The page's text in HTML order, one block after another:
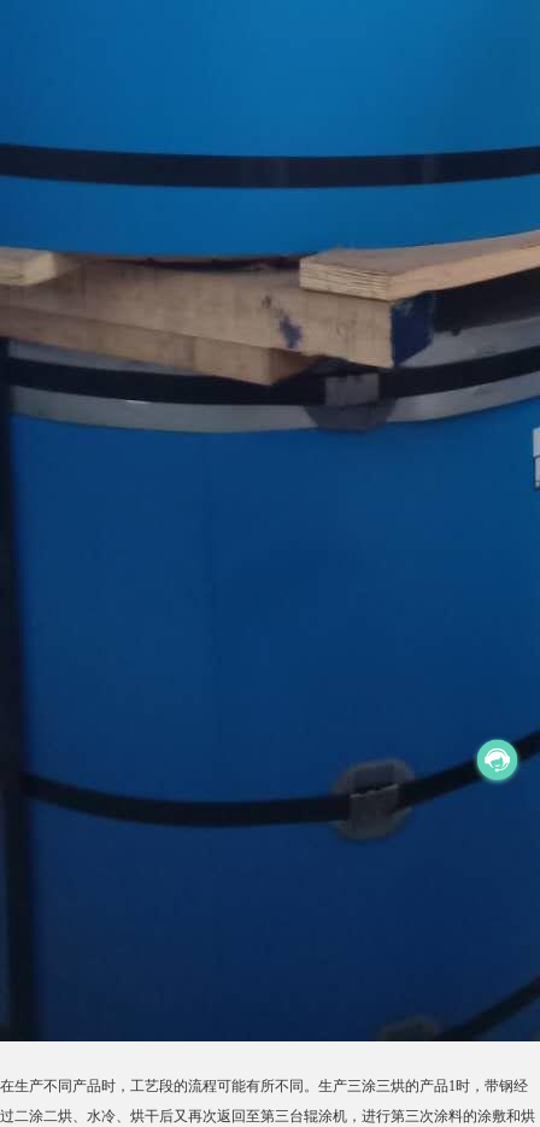
在生产不同产品时，工艺段的流程可能有所不同。生产三涂三烘的产品1时，带钢经
过二涂二烘、水冷、烘干后又再次返回至第三台辊涂机，进行第三次涂料的涂敷和烘